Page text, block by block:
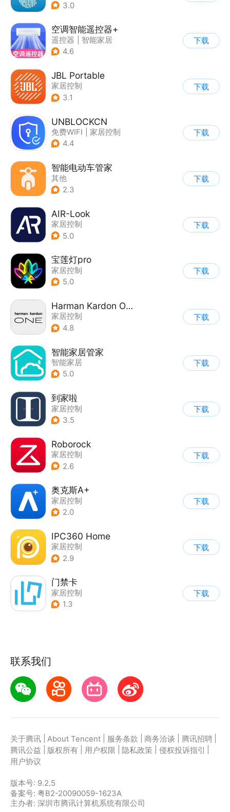
3.0
空调智能遥控器+
遥控器
智能家居
4.6
下载
JBL Portable
家居控制
3.1
下载
UNBLOCKCN
免费WIFI
家居控制
4.4
下载
智能电动车管家
其他
2.3
下载
AIR-Look
家居控制
5.0
下载
宝莲灯pro
家居控制
5.0
下载
Harman Kardon One
家居控制
4.8
下载
智能家居管家
智能家居
5.0
下载
到家啦
家居控制
3.5
下载
Roborock
家居控制
2.6
下载
奥克斯A+
家居控制
2.0
下载
IPC360 Home
家居控制
2.9
下载
门禁卡
家居控制
1.3
下载
联系我们
关于腾讯 About Tencent 服务条款 商务洽谈 腾讯招聘
腾讯公益
版权所有 用户权限 隐私政策 侵权投诉指引
用户协议
版本号: 9.2.5
备案号: 粤B2-20090059-1623A
主办者: 深圳市腾讯计算机系统有限公司